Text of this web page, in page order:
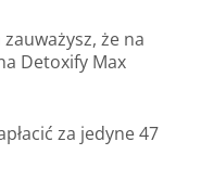
że na
Detoxify Max
za jedyne 47